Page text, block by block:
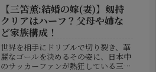
【三笘薫:結婚の嫁(妻)】剱持
クリアはハーフ？父母や姉な
ど家族構成！
世界を相手にドリブルで切り裂き、華
麗なゴールを決めるその姿に、日本中
のサッカーファンが熱狂している三笘